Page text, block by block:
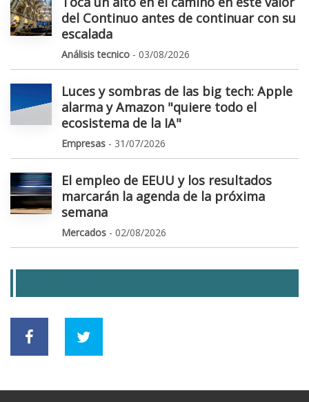
del Continuo antes de continuar con su
escalada
Análisis tecnico - 03/08/2026
Luces y sombras de las big tech: Apple
alarma y Amazon "quiere todo el
ecosistema de la IA"
Empresas - 31/07/2026
El empleo de EEUU y los resultados
marcarán la agenda de la próxima
semana
Mercados - 02/08/2026